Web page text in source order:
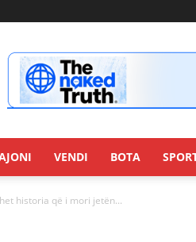
VENDI BOTA
historia që i mori jetën...